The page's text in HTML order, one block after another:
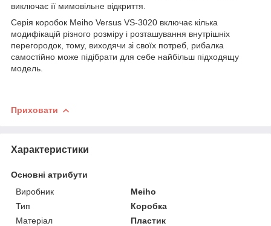
виключає її мимовільне відкриття.
Серія коробок Meiho Versus VS-3020 включає кілька
модифікацій різного розміру і розташування внутрішніх
перегородок, тому, виходячи зі своїх потреб, рибалка
самостійно може підібрати для себе найбільш підходящу
модель.
Приховати
Характеристики
Основні атрибути
Виробник
Meiho
Тип
Коробка
Матеріал
Пластик